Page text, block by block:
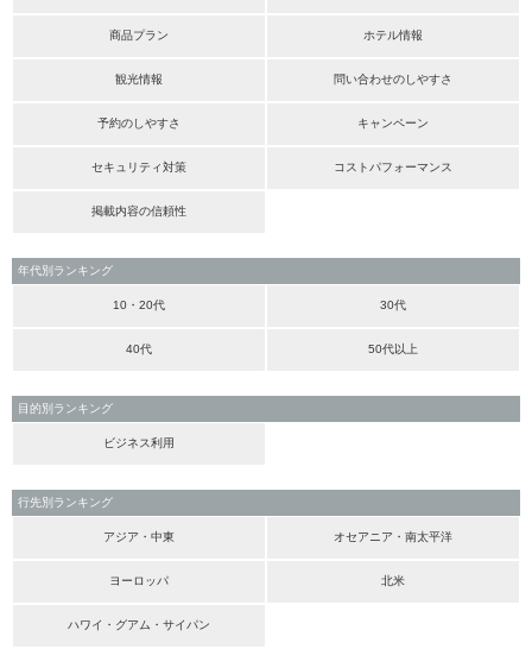
商品プラン ホテル情報
観光情報 問い合わせのしやすさ
予約のしやすさ キャンペーン
セキュリティ対策 コストパフォーマンス
掲載内容の信頼性
年代別ランキング
10・20代 30代
40代 50代以上
目的別ランキング
ビジネス利用
行先別ランキング
アジア・中東 オセアニア・南太平洋
ヨーロッパ 北米
ハワイ・グアム・サイパン